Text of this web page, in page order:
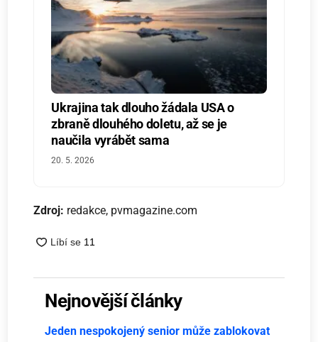
Ukrajina tak dlouho žádala USA o
zbraně dlouhého doletu, až se je
naučila vyrábět sama
20. 5. 2026
Zdroj: redakce, pvmagazine.com
Nejnovější články
Jeden nespokojený senior může zablokovat